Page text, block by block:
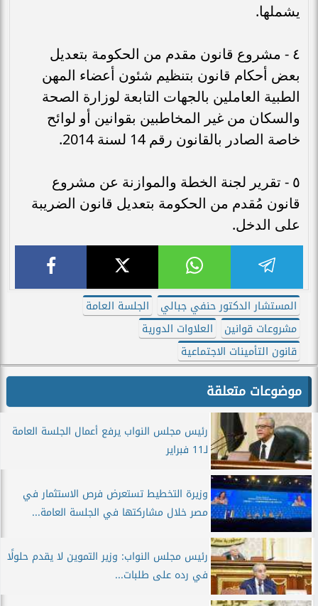
يشملها.
٤ - مشروع قانون مقدم من الحكومة بتعديل
بعض أحكام قانون بتنظيم شئون أعضاء المهن
الطبية العاملين بالجهات التابعة لوزارة الصحة
والسكان من غير المخاطبين بقوانين أو لوائح
خاصة الصادر بالقانون رقم 14 لسنة 2014.
٥ - تقرير لجنة الخطة والموازنة عن مشروع
قانون مُقدم من الحكومة بتعديل قانون الضريبة
على الدخل.
المستشار الدكتور حنفي جبالي
الجلسة العامة
مشروعات قوانين
العلاوات الدورية
قانون التأمينات الاجتماعية
موضوعات متعلقة
رئيس مجلس النواب يرفع أعمال الجلسة العامة
لـ11 فبراير
وزيرة التخطيط تستعرض فرص الاستثمار في
مصر خلال مشاركتها في الجلسة العامة...
رئيس مجلس النواب: وزير التموين لا يقدم حلولًا
في رده على طلبات...